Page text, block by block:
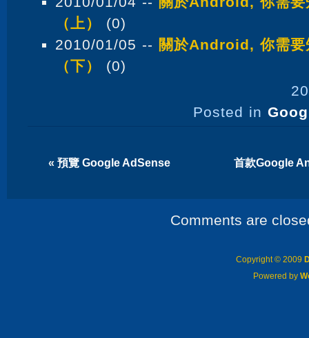
（上）
(0)
2010/01/05 -- 關於Android, 你需要
（下）
(0)
Posted in
« 預覽 Google AdSense 首款Google
Comments are
Copyright © 2009
Powered by